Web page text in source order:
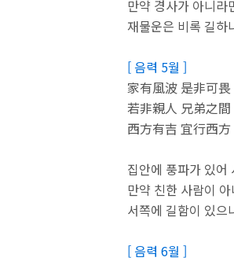
만약 경사가 아니라
재물운은 비록 길하
[ 음력 5월 ]
家有風波 是非可畏
若非親人 兄弟之間
西方有吉 宜行西方
집안에 풍파가 있어
만약 친한 사람이
서쪽에 길함이 있으
[ 음력 6월 ]